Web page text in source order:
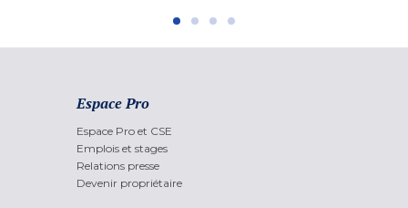
Espace Pro
Espace Pro et CSE
Emplois et stages
Relations presse
Devenir propriétaire